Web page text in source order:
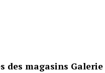
des magasins